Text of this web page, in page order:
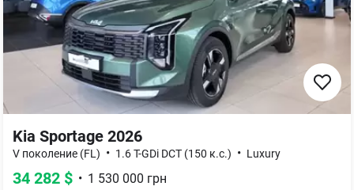
Kia Sportage 2026
V поколение (FL) • 1.6 T-GDi DCT (150 к.с.) • Luxury
34 282 $ • 1 530 000 грн